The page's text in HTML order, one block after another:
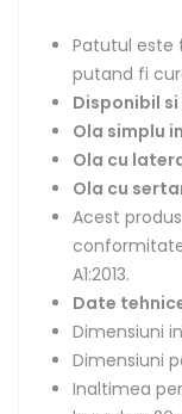
Patutul este
putand fi
Disponibil
Ola simplu
Ola cu
Ola cu
Acest
conformitate
A1:2013.
Date
Dimensiuni
Dimensiuni
Inaltimea